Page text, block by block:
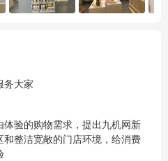
务大家
验的购物需求，提出九机网新
整洁宽敞的门店环境，给消费